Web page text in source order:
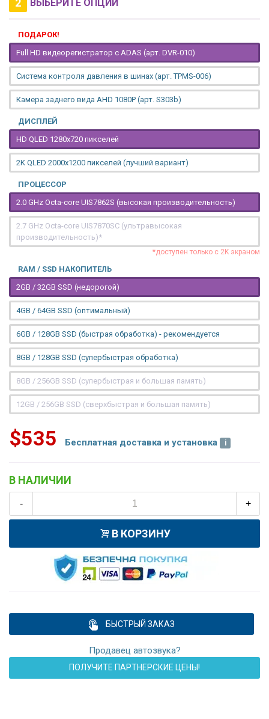
2 ВЫБЕРИТЕ ОПЦИИ
ПОДАРОК!
Full HD видеорегистратор с ADAS (арт. DVR-010)
Система контроля давления в шинах (арт. TPMS-006)
Камера заднего вида AHD 1080P (арт. S303b)
ДИСПЛЕЙ
HD QLED 1280x720 пикселей
2K QLED 2000х1200 пикселей (лучший вариант)
ПРОЦЕССОР
2.0 GHz Octa-core UIS7862S (высокая производительность)
2.7 GHz Octa-core UIS7870SC (ультравысокая
производительность)*
*доступен только с 2K экраном
RAM / SSD НАКОПИТЕЛЬ
2GB / 32GB SSD (недорогой)
4GB / 64GB SSD (оптимальный)
6GB / 128GB SSD (быстрая обработка) - рекомендуется
8GB / 128GB SSD (супербыстрая обработка)
8GB / 256GB SSD (супербыстрая и большая память)
12GB / 256GB SSD (сверхбыстрая и большая память)
$535 Бесплатная доставка и установка
В НАЛИЧИИ
- +
В КОРЗИНУ
БЫСТРЫЙ ЗАКАЗ
Продавец автозвука?
ПОЛУЧИТЕ ПАРТНЕРСКИЕ ЦЕНЫ!